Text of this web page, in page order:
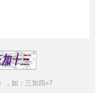
，如：三加四=7